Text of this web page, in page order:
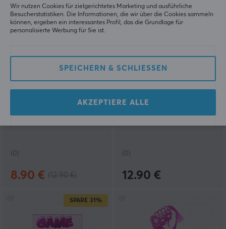
SPARE 31%
3D Nachtlicht - Do Not
Disturb, Gamer at Work
(0)
8.90 €
MaxCustom
3D Nachtlicht - Game
Over
(0)
12.90 €
SPARE 31%
Wir nutzen Cookies für zielgerichtetes Marketing und ausführliche
Besucherstatistiken. Die Informationen, die wir über die Cookies sammeln
können, ergeben ein interessantes Profil, das die Grundlage für
personalisierte Werbung für Sie ist.
SPEICHERN & SCHLIESSEN
AKZEPTIERE ALLE